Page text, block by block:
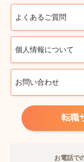
よくあるご質問
個人情報について
お問い合わせ
転職
お電話で